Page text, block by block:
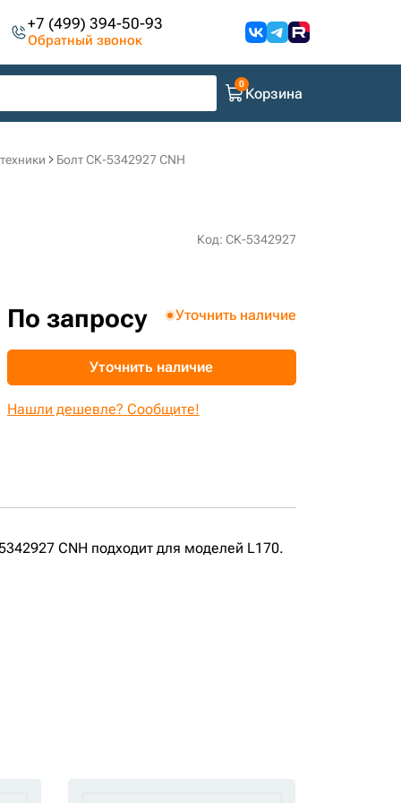
+7 (499) 394-50-93
Обратный звонок
Корзина
Болт СК-5342927 CNH
Код: СК-5342927
По запросу Уточнить наличие
Уточнить наличие
Нашли дешевле? Сообщите!
CNH подходит для моделей L170.